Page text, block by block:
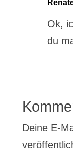
Ok,
du
Deine E-